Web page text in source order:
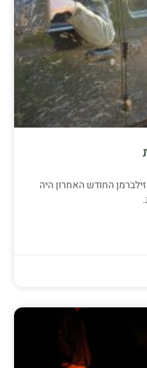
החודש האחרון היה